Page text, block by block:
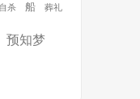
自杀 船 葬礼
预知梦